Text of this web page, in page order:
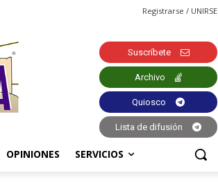
Registrarse / UNIRSE
Suscríbete
Archivo
Quiosco
Lista de difusión
OPINIONES SERVICIOS